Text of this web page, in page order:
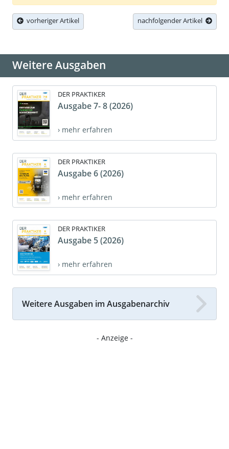
vorheriger Artikel nachfolgender Artikel
Weitere Ausgaben
DER PRAKTIKER
Ausgabe 7- 8 (2026)
› mehr erfahren
DER PRAKTIKER
Ausgabe 6 (2026)
› mehr erfahren
DER PRAKTIKER
Ausgabe 5 (2026)
› mehr erfahren
Weitere Ausgaben im Ausgabenarchiv
- Anzeige -